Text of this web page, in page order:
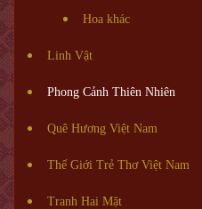
Hoa khác
Linh Vật
Phong Cảnh Thiên Nhiên
Quê Hương Việt Nam
Thế Giới Trẻ Thơ Việt Nam
Tranh Hai Mặt